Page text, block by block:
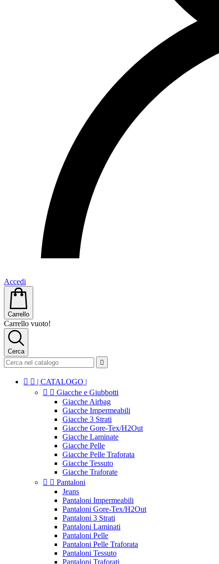
Accedi
Carrello
Carrello vuoto!
Cerca

  | CATALOGO |
  Giacche e Giubbotti
Giacche Airbag
Giacche Impermeabili
Giacche 3 Strati
Giacche Gore-Tex/H2Out
Giacche Laminate
Giacche Pelle
Giacche Pelle Traforata
Giacche Tessuto
Giacche Traforate
  Pantaloni
Jeans
Pantaloni Impermeabili
Pantaloni Gore-Tex/H2Out
Pantaloni 3 Strati
Pantaloni Laminati
Pantaloni Pelle
Pantaloni Pelle Traforata
Pantaloni Tessuto
Pantaloni Traforati